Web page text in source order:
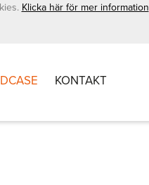
KONTAKT
Klicka här för mer information